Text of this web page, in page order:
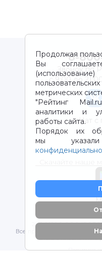
Продолжая
Вы
метрических
"Рейтинг
аналитики и
работы сайта.
Порядок их
мы
8-
Звонок по
с 9:00 до
Чат с
2012-2026 © ООО
Все права защищены. Любое
только с
Политика